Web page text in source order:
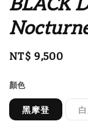
BLACK
Regular
NT$ 9,500
顏色
黑摩登